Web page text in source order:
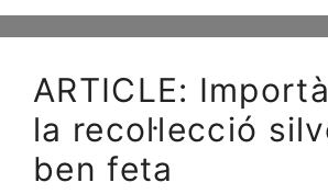
ARTICLE:
la recol·lecció
ben feta